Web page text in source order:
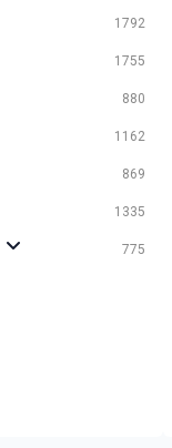
1792
1755
880
1162
869
1335
775